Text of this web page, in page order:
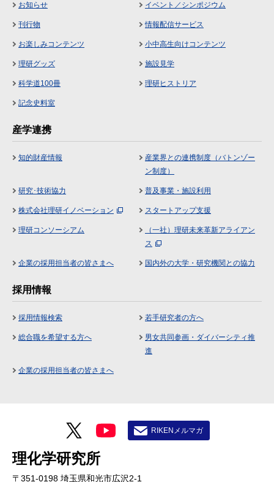
お知らせ イベント／シンポジウム
刊行物 情報配信サービス
お楽しみコンテンツ 小中高生向けコンテンツ
理研グッズ 施設見学
科学道100冊 理研ヒストリア
記念史料室
産学連携
知的財産情報
産業界との連携制度（バトンゾー
ン制度）
研究･技術協力 普及事業・施設利用
株式会社理研イノベーション スタートアップ支援
理研コンソーシアム
（一社）理研未来革新アライアン
ス
企業の採用担当者の皆さまへ 国内外の大学・研究機関との協力
採用情報
採用情報検索 若手研究者の方へ
総合職を希望する方へ
男女共同参画・ダイバーシティ推
進
企業の採用担当者の皆さまへ
理化学研究所
〒351-0198 埼玉県和光市広沢2-1
RIKENメルマガ